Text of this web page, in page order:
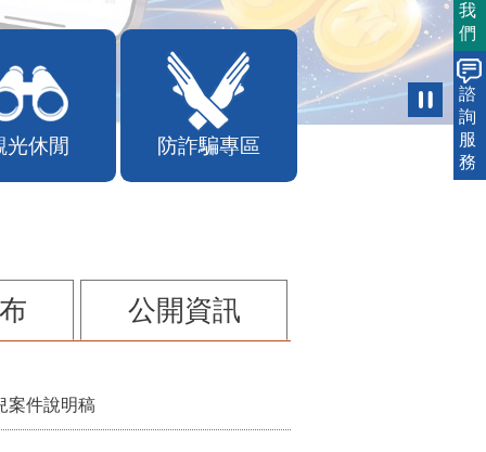
光休閒 防詐騙專區
公開資訊
案件說明稿
我
們
諮
詢
服
務